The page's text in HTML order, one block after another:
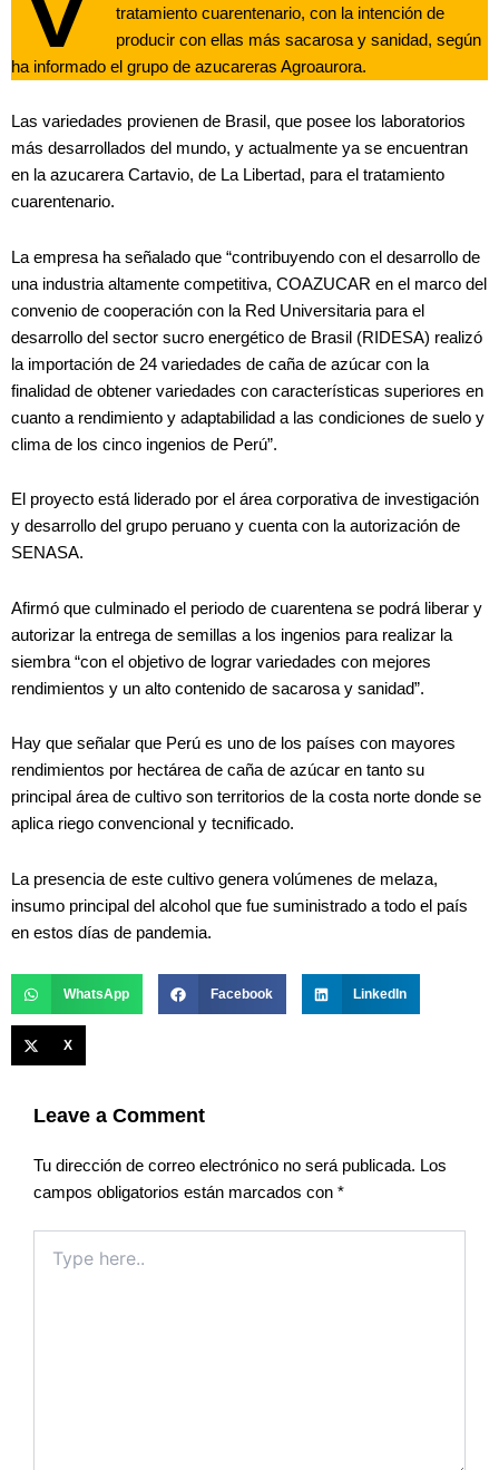
tratamiento cuarentenario, con la intención de
producir con ellas más sacarosa y sanidad, según
ha informado el grupo de azucareras Agroaurora.
Las variedades provienen de Brasil, que posee los laboratorios
más desarrollados del mundo, y actualmente ya se encuentran
en la azucarera Cartavio, de La Libertad, para el tratamiento
cuarentenario.
La empresa ha señalado que “contribuyendo con el desarrollo de
una industria altamente competitiva, COAZUCAR en el marco del
convenio de cooperación con la Red Universitaria para el
desarrollo del sector sucro energético de Brasil (RIDESA) realizó
la importación de 24 variedades de caña de azúcar con la
finalidad de obtener variedades con características superiores en
cuanto a rendimiento y adaptabilidad a las condiciones de suelo y
clima de los cinco ingenios de Perú”.
El proyecto está liderado por el área corporativa de investigación
y desarrollo del grupo peruano y cuenta con la autorización de
SENASA.
Afirmó que culminado el periodo de cuarentena se podrá liberar y
autorizar la entrega de semillas a los ingenios para realizar la
siembra “con el objetivo de lograr variedades con mejores
rendimientos y un alto contenido de sacarosa y sanidad”.
Hay que señalar que Perú es uno de los países con mayores
rendimientos por hectárea de caña de azúcar en tanto su
principal área de cultivo son territorios de la costa norte donde se
aplica riego convencional y tecnificado.
La presencia de este cultivo genera volúmenes de melaza,
insumo principal del alcohol que fue suministrado a todo el país
en estos días de pandemia.
WhatsApp Facebook LinkedIn
X
Leave a Comment
Tu dirección de correo electrónico no será publicada. Los
campos obligatorios están marcados con *
here..